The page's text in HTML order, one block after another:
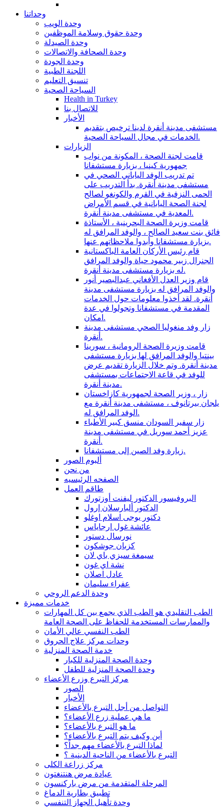
وحداتنا
وحدة الويب
وحدة حقوق وسلامة الموظفين
وحدة الصيدلة
وحدة الصحافة والاتصالات
وحدة الجودة
اللجنة الطبية
تنسيق التعليم
السياحة الصحية
Health in Turkey
للاتصال بنا
الأخبار
مستشفى مدينة أنقرة لدينا ترخيص بتقديم
الخدمات في مجال السياحة الصحية.
الزيارات
قامت لجنة الصحة ، المكونة من نواب
جمهورية كينيا ، بزيارة مستشفانا
تم تدريب الوفد الياباني الصحي في
مستشفى مدينة أنقرة. بدأ التدريب على
الحمى النزفية في القرم والكونغو لصالح
لجنة الصحة اليابانية في قسم الأمراض
المعدية في مستشفى مدينة أنقرة.
قامت وزيرة الصحة البحرينية ، الأستاذة
فائق بنت سعيد الصالح ، والوفد المرافق له
بزيارة مستشفانا وأبدوا ملاحظاتهم عنها.
قام رئيس الأركان العامة الباكستانية
الجنرال زبير محمود حياة والوفد المرافق
له بزيارة مستشفى مدينة أنقرة.
قام وزير العدل الأفغاني عبدالبصير أنور
والوفد المرافق له بزيارة مستشفى مدينة
أنقرة. لقد أخذوا معلومات حول الخدمات
المقدمة في مستشفانا وتجولوا في عدة
امكان.
زار وفد منغوليا الصحي مستشفى مدينة
أنقرة.
قامت وزيرة الصحة الرومانية ، سورينا
بينتيا والوفد المرافق لها بزيارة مستشفى
مدينة أنقرة. وتم خلال الزيارة تقديم عرض
للوفد في قاعة الاجتماعات بمستشفى
مدينة أنقرة.
زار ، وزير الصحة لجمهورية كازاخستان
يلجان بيرتانوف ، مستشفى مدينة أنقرة مع
الوفد المرافق له.
زار سفير السودان منسق كبير الأطباء
عزيز أحمد سوريل في مستشفى مدينة
أنقرة.
زيارة وفد الصين إلى مستشفانا.
ألبوم الصور
من نحن
الصفحه الرئيسيه
طاقم العمل
البروفيسور الدكتور ليفنت أوزتورك
الدكتور ألبارسلان إرول
دكتور يوجى اسلام اوغلو
عائشة غول ارجاياس
نورسال دستور
كزبان جوشكون
سيمغة سيزي باي لان
نشة اي غون
عادل اصلان
عفراء سليمان
وحدة الدعم الروحي
خدمات مميزة
الطب التقليدي هو الطب الذي يجمع بين كل المهارات
والممارسات المستخدمة للحفاظ على الصحة العامة
الطب النفسي عالي الأمان
وحدات مركز علاج الحروق
خدمة الصحة المنزلية
وحدة الصحة المنزلية للكبار
وحدة الصحة المنزلية للطفل
مركز التبرع وزرع الأعضاء
الصور
الأخبار
التواصل من أجل التبرع بالأعضاء
ما هي عملية زرع الأعضاء؟
ما هو التبرع بالأعضاء؟
أين وكيف يتم التبرع بالأعضاء؟
لماذا التبرع بالأعضاء مهم جداً؟
التبرع بالأعضاء من الناحية الدينية ؟
مركز زراعة الكلى
عيادة مرض هنتنغتون
المرحلة المتقدمة من مرض باركنسون
تطبيق بطارية الدماغ
وحدة تأهيل الجهاز التنفسي